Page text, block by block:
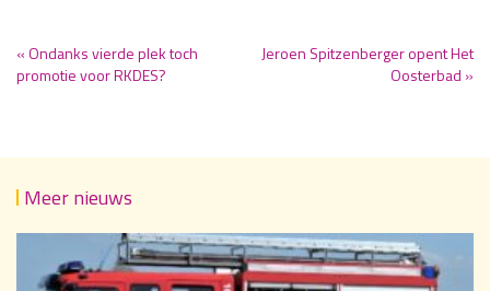
« Ondanks vierde plek toch
promotie voor RKDES?
Jeroen Spitzenberger opent Het
Oosterbad »
Meer nieuws